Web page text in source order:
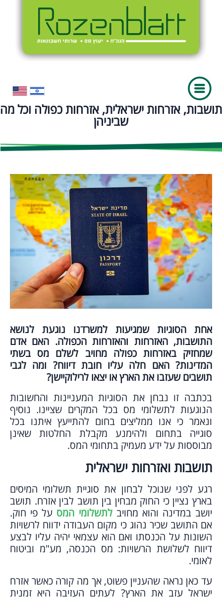
תושבות, אזרחות ישראלית, אזרחות כפולה וכל מה
שביניהן
אחת הסוגיות שמגיעות למשרדנו נוגעת לנושא
התושבות, האזרחות והאזרחות הכפולה. האם אדם
שמחזיק באזרחות כפולה מחויב לשלם מס בשתי
המדינות? האם חלה עליו חובת דיווח? ומה לגבי
תושבים שעזבו את הארץ או יצאו לרילוקיישן?
בכתבה זו נבחן את הסוגיות המעניינות והחשובות
הנוגעות לתשלומי מס בכל המקרים שציינו. נוסיף
ונאמר כי אנו ממליצים בחום להתייעץ איתנו בכל
סוגייה בתחום ולהימנע מקבלת החלטות שאינן
מבוססות על ידע מעמיק בתחומי המס.
תושבות ואזרחות ישראלית
רגע לפני שנוכל לבחון את סוגיית תשלומי המיסים
בארץ נציין כי החוק מבחין בין תושב לבין אזרח. תושב
יושב במדינה והוא מחויבלתשלומי המס על פי חוק.
אם התושב שכיר נהוג כי מקום העבודה ידווח לרשויות
השונות על הכנסתו ואם הוא עצמאי יהיה עליו לבצע
דיווח לשלושת הרשויות: מס הכנסה, מע"מ וביטוח
לאומי.
עד כאן נראה שהעניין פשוט, אך מה קורה כאשר אזרח
ישראל עזב את הארץ? לעתים העזיבה היא זמנית